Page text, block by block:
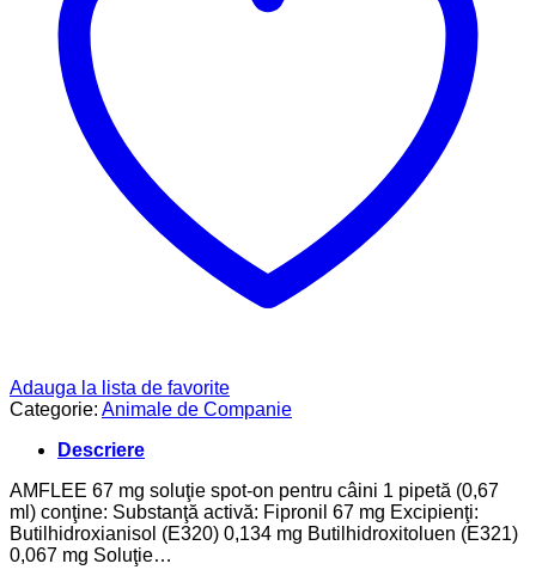
Adauga la lista de favorite
Categorie: Animale de Companie
Descriere
AMFLEE 67 mg soluţie spot-on pentru câini 1 pipetă (0,67
ml) conţine: Substanţă activă: Fipronil 67 mg Excipienţi:
Butilhidroxianisol (E320) 0,134 mg Butilhidroxitoluen (E321)
0,067 mg Soluţie…